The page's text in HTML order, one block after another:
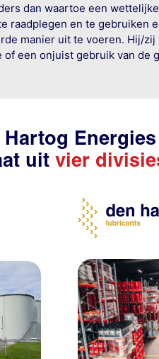
dan waartoe een
en te
manier uit te voeren. Hij/
een onjuist gebruik van de
Hartog Energies
uit vier